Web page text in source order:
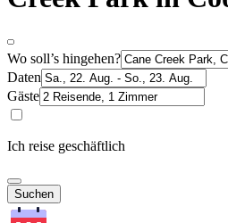
Wo soll’s hingehen?
Daten
Gäste
Ich reise geschäftlich
Suchen